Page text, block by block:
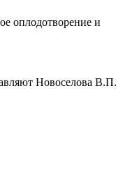
оплодотворение и
Новоселова В.П.